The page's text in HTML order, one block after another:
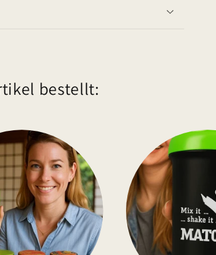
bestellt: